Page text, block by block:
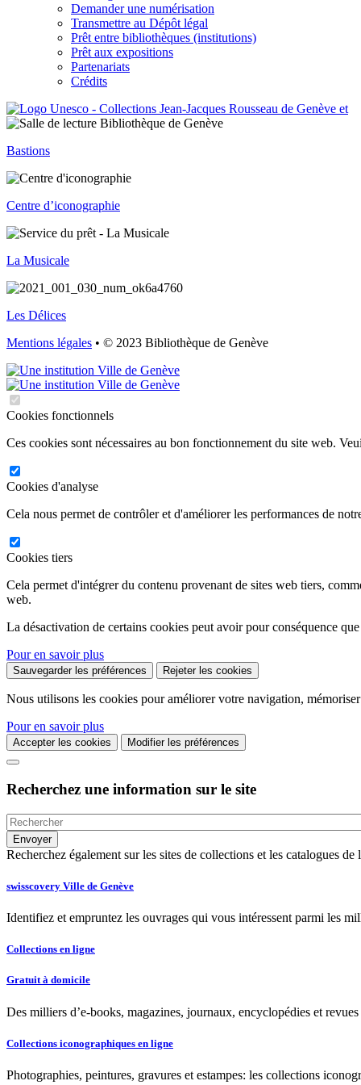
Demander une numérisation
Transmettre au Dépôt légal
Prêt entre bibliothèques (institutions)
Prêt aux expositions
Partenariats
Crédits
Bastions
Centre d’iconographie
La Musicale
Les Délices
Mentions légales • © 2023 Bibliothèque de Genève
Cookies fonctionnels
Ces cookies sont nécessaires au bon fonctionnement du site web.
Cookies d'analyse
Cela nous permet de contrôler et d'améliorer les performances de
Cookies tiers
Cela permet d'intégrer du contenu provenant de sites web tiers,
web.
La désactivation de certains cookies peut avoir pour conséquence
Pour en savoir plus
Sauvegarder les préférences Rejeter les cookies
Nous utilisons les cookies pour améliorer votre navigation,
Pour en savoir plus
Accepter les cookies Modifier les préférences
Recherchez une information sur le site
Recherchez également sur les sites de collections et les catalogues
swisscovery Ville de Genève
Identifiez et empruntez les ouvrages qui vous intéressent parmi les
Collections en ligne
Gratuit à domicile
Des milliers d’e-books, magazines, journaux, encyclopédies et
Collections iconographiques en ligne
Photographies, peintures, gravures et estampes: les collections